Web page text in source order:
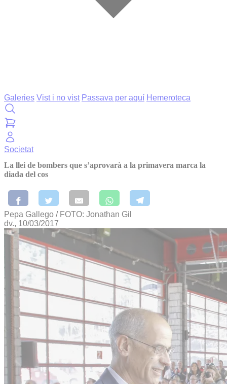
Galeries Vist i no vist Passava per aquí Hemeroteca
Societat
La llei de bombers que s’aprovarà a la primavera marca la
diada del cos
Pepa Gallego / FOTO: Jonathan Gil
dv., 10/03/2017